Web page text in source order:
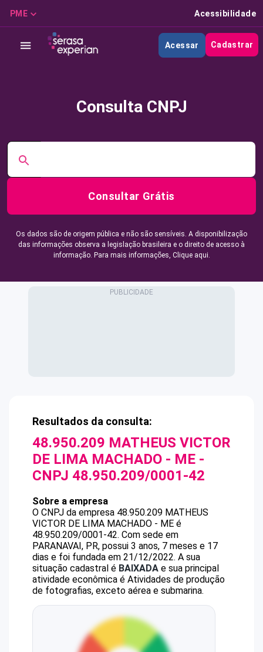
PME Acessibilidade
Acessar Cadastrar
Consulta CNPJ
Consultar Grátis
Os dados são de origem pública e não são sensíveis. A disponibilização
das informações observa a legislação brasileira e o direito de acesso à
informação. Para mais informações, Clique aqui.
Resultados da consulta:
48.950.209 MATHEUS VICTOR
DE LIMA MACHADO - ME -
CNPJ 48.950.209/0001-42
Sobre a empresa
O CNPJ da empresa 48.950.209 MATHEUS
VICTOR DE LIMA MACHADO - ME é
48.950.209/0001-42. Com sede em
PARANAVAI, PR, possui 3 anos, 7 meses e 17
dias e foi fundada em 21/12/2022. A sua
situação cadastral é BAIXADA e sua principal
atividade econômica é Atividades de produção
de fotografias, exceto aérea e submarina.